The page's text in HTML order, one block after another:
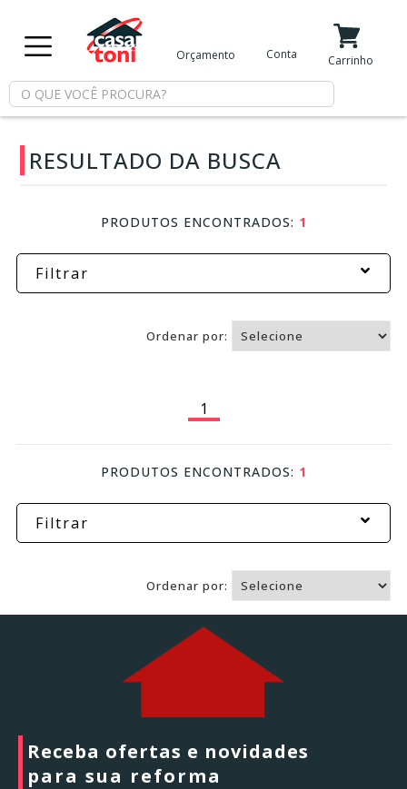
Minha Conta
Meus Favoritos
Departamentos
Tintas
Reforma
Marcas
Orçamento Conta Carrinho
RESULTADO DA BUSCA
PRODUTOS ENCONTRADOS: 1
Filtrar
Ordenar por:
1
PRODUTOS ENCONTRADOS: 1
Filtrar
Ordenar por:
Receba ofertas e novidades
para sua reforma